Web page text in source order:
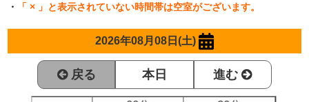
・
「 × 」と表示されていない時間帯は空室がございます。
2026年08月08日(土)
戻る 本日 進む